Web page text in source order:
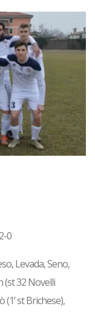
0
Levada, Seno,
(st 32 Novelli
st Brichese),